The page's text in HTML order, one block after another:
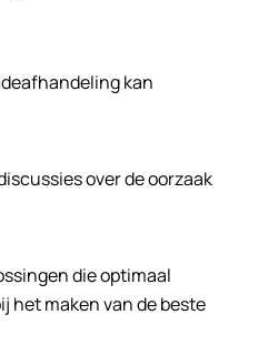
kan
over de oorzaak
die optimaal
het maken van de beste